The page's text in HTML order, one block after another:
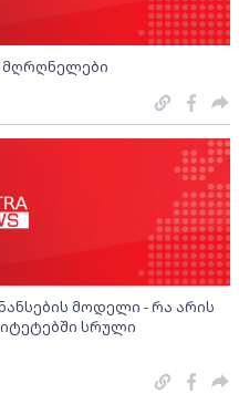
მღრღნელები
მოდელი - რა არის
სრული